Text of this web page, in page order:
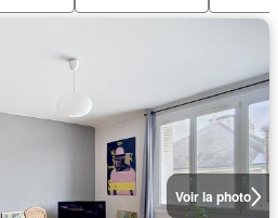
Voir la photo